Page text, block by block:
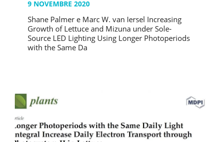
9 NOVEMBRE 2020
Shane Palmer e Marc W. van Iersel Increasing
Growth of Lettuce and Mizuna under Sole-
Source LED Lighting Using Longer Photoperiods
with the Same Da